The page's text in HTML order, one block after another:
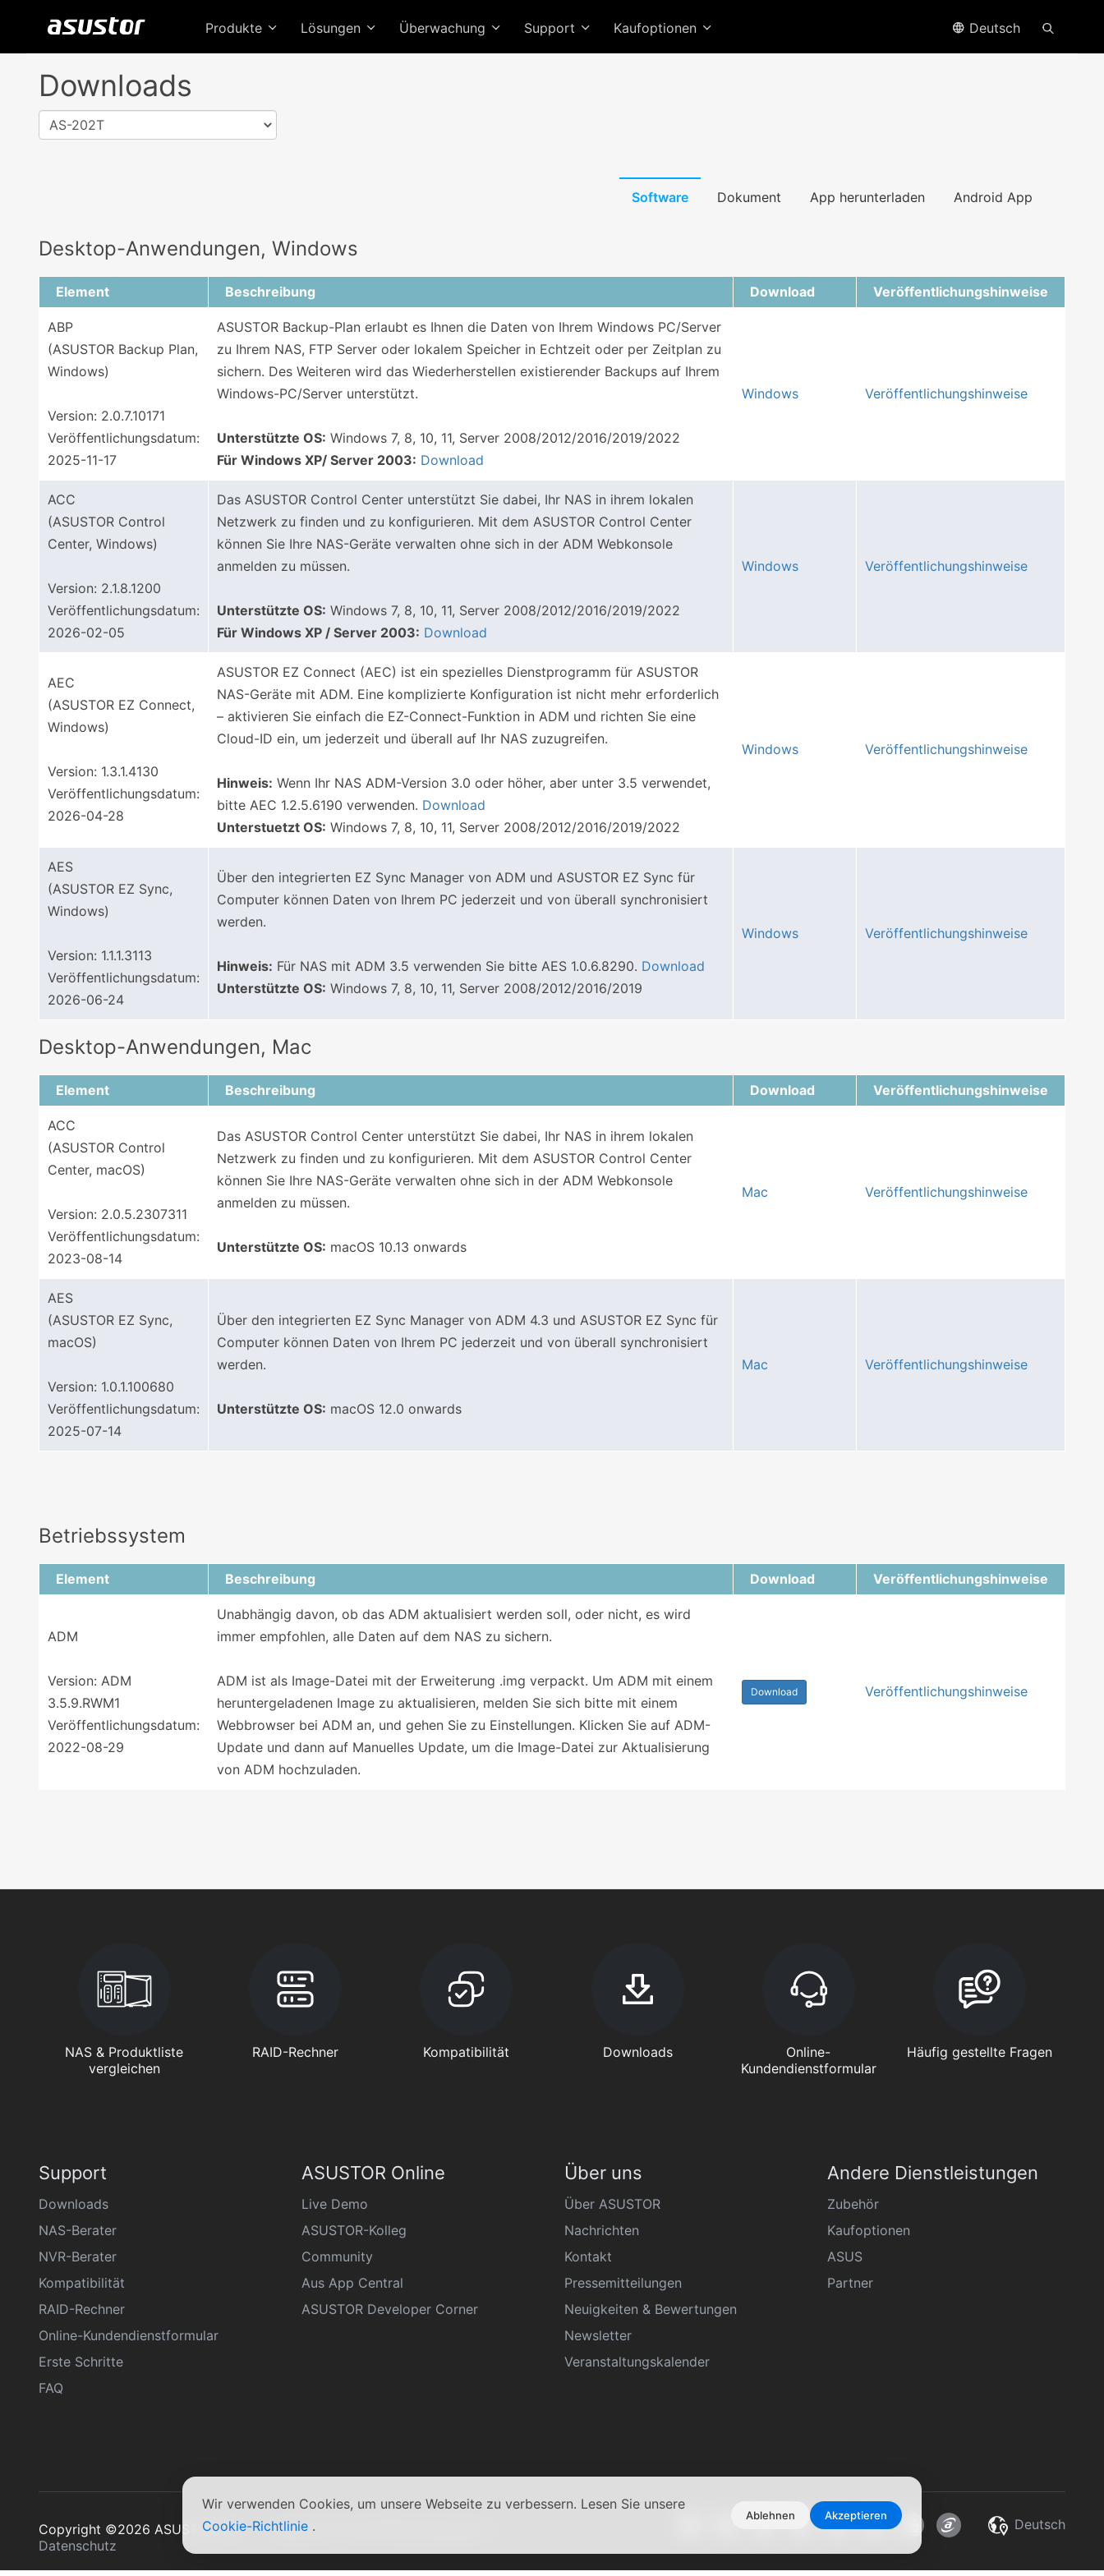
Wir verwenden Cookies, um unsere Webseite zu verbessern. Lesen Sie unsere
Cookie-Richtlinie .
Ablehnen Akzeptieren
Produkte Lösungen Überwachung Support Kaufoptionen Deutsch
Downloads
AS-202T
Software Dokument App herunterladen Android App
Desktop-Anwendungen, Windows
Element Beschreibung Download Veröffentlichungshinweise
ABP
(ASUSTOR Backup Plan,
Windows)
Version: 2.0.7.10171
Veröffentlichungsdatum:
2025-11-17
ASUSTOR Backup-Plan erlaubt es Ihnen die Daten von Ihrem Windows PC/Server
zu Ihrem NAS, FTP Server oder lokalem Speicher in Echtzeit oder per Zeitplan zu
sichern. Des Weiteren wird das Wiederherstellen existierender Backups auf Ihrem
Windows-PC/Server unterstützt.
Unterstützte OS: Windows 7, 8, 10, 11, Server 2008/2012/2016/2019/2022
Für Windows XP/ Server 2003: Download
Windows Veröffentlichungshinweise
ACC
(ASUSTOR Control
Center, Windows)
Version: 2.1.8.1200
Veröffentlichungsdatum:
2026-02-05
Das ASUSTOR Control Center unterstützt Sie dabei, Ihr NAS in ihrem lokalen
Netzwerk zu finden und zu konfigurieren. Mit dem ASUSTOR Control Center
können Sie Ihre NAS-Geräte verwalten ohne sich in der ADM Webkonsole
anmelden zu müssen.
Unterstützte OS: Windows 7, 8, 10, 11, Server 2008/2012/2016/2019/2022
Für Windows XP / Server 2003: Download
Windows Veröffentlichungshinweise
AEC
(ASUSTOR EZ Connect,
Windows)
Version: 1.3.1.4130
Veröffentlichungsdatum:
2026-04-28
ASUSTOR EZ Connect (AEC) ist ein spezielles Dienstprogramm für ASUSTOR
NAS-Geräte mit ADM. Eine komplizierte Konfiguration ist nicht mehr erforderlich
– aktivieren Sie einfach die EZ-Connect-Funktion in ADM und richten Sie eine
Cloud-ID ein, um jederzeit und überall auf Ihr NAS zuzugreifen.
Hinweis: Wenn Ihr NAS ADM-Version 3.0 oder höher, aber unter 3.5 verwendet,
bitte AEC 1.2.5.6190 verwenden. Download
Unterstuetzt OS: Windows 7, 8, 10, 11, Server 2008/2012/2016/2019/2022
Windows Veröffentlichungshinweise
AES
(ASUSTOR EZ Sync,
Windows)
Version: 1.1.1.3113
Veröffentlichungsdatum:
2026-06-24
Über den integrierten EZ Sync Manager von ADM und ASUSTOR EZ Sync für
Computer können Daten von Ihrem PC jederzeit und von überall synchronisiert
werden.
Hinweis: Für NAS mit ADM 3.5 verwenden Sie bitte AES 1.0.6.8290. Download
Unterstützte OS: Windows 7, 8, 10, 11, Server 2008/2012/2016/2019
Windows Veröffentlichungshinweise
Desktop-Anwendungen, Mac
Element Beschreibung Download Veröffentlichungshinweise
ACC
(ASUSTOR Control
Center, macOS)
Version: 2.0.5.2307311
Veröffentlichungsdatum:
2023-08-14
Das ASUSTOR Control Center unterstützt Sie dabei, Ihr NAS in ihrem lokalen
Netzwerk zu finden und zu konfigurieren. Mit dem ASUSTOR Control Center
können Sie Ihre NAS-Geräte verwalten ohne sich in der ADM Webkonsole
anmelden zu müssen.
Unterstützte OS: macOS 10.13 onwards
Mac Veröffentlichungshinweise
AES
(ASUSTOR EZ Sync,
macOS)
Version: 1.0.1.100680
Veröffentlichungsdatum:
2025-07-14
Über den integrierten EZ Sync Manager von ADM 4.3 und ASUSTOR EZ Sync für
Computer können Daten von Ihrem PC jederzeit und von überall synchronisiert
werden.
Unterstützte OS: macOS 12.0 onwards
Mac Veröffentlichungshinweise
Betriebssystem
Element Beschreibung Download Veröffentlichungshinweise
ADM
Version: ADM
3.5.9.RWM1
Veröffentlichungsdatum:
2022-08-29
Unabhängig davon, ob das ADM aktualisiert werden soll, oder nicht, es wird
immer empfohlen, alle Daten auf dem NAS zu sichern.
ADM ist als Image-Datei mit der Erweiterung .img verpackt. Um ADM mit einem
heruntergeladenen Image zu aktualisieren, melden Sie sich bitte mit einem
Webbrowser bei ADM an, und gehen Sie zu Einstellungen. Klicken Sie auf ADM-
Update und dann auf Manuelles Update, um die Image-Datei zur Aktualisierung
von ADM hochzuladen.
Download Veröffentlichungshinweise
NAS & Produktliste
vergleichen
RAID-Rechner Kompatibilität Downloads
Online-
Kundendienstformular
Häufig gestellte Fragen
Support
Downloads
NAS-Berater
NVR-Berater
Kompatibilität
RAID-Rechner
Online-Kundendienstformular
Erste Schritte
FAQ
ASUSTOR Online
Live Demo
ASUSTOR-Kolleg
Community
Aus App Central
ASUSTOR Developer Corner
Über uns
Über ASUSTOR
Nachrichten
Kontakt
Pressemitteilungen
Neuigkeiten & Bewertungen
Newsletter
Veranstaltungskalender
Andere Dienstleistungen
Zubehör
Kaufoptionen
ASUS
Partner
Deutsch
Copyright ©2026 ASUSTOR Inc. Allgemeine Geschäftsbedingungen
Datenschutz